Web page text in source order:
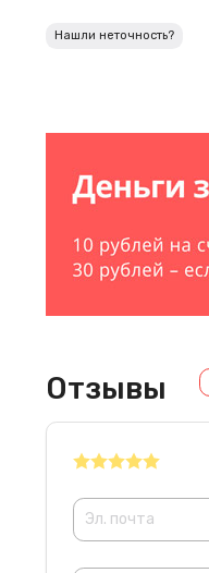
Нашли неточность?
Отзывы